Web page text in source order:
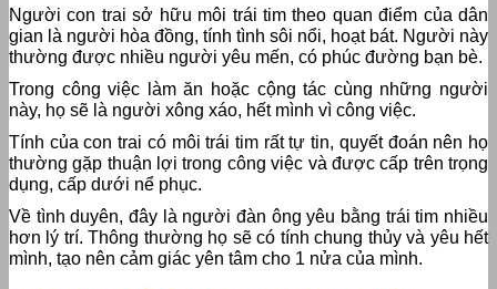
Người con trai sở hữu môi trái tim theo quan điểm của dân
gian là người hòa đồng, tính tình sôi nổi, hoạt bát. Người này
thường được nhiều người yêu mến, có phúc đường bạn bè.
Trong công việc làm ăn hoặc cộng tác cùng những người
này, họ sẽ là người xông xáo, hết mình vì công việc.
Tính của con trai có môi trái tim rất tự tin, quyết đoán nên họ
thường gặp thuận lợi trong công việc và được cấp trên trọng
dụng, cấp dưới nể phục.
Về tình duyên, đây là người đàn ông yêu bằng trái tim nhiều
hơn lý trí. Thông thường họ sẽ có tính chung thủy và yêu hết
mình, tạo nên cảm giác yên tâm cho 1 nửa của mình.